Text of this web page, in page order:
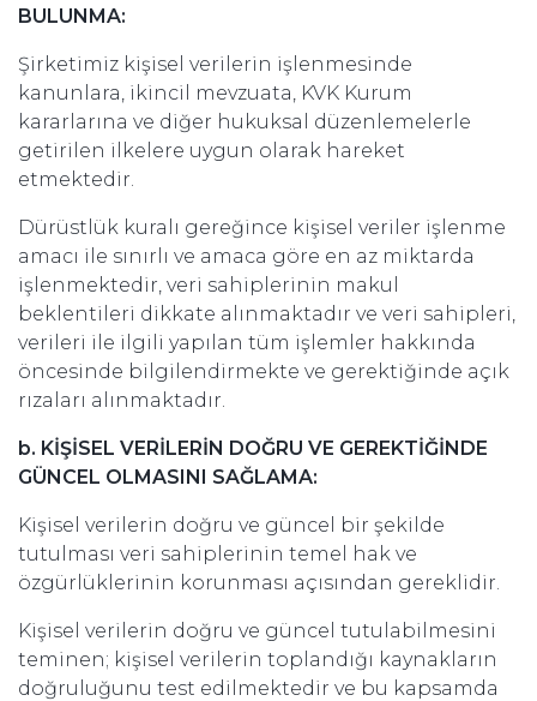
BULUNMA:
Şirketimiz kişisel verilerin işlenmesinde
kanunlara, ikincil mevzuata, KVK Kurum
kararlarına ve diğer hukuksal düzenlemelerle
getirilen ilkelere uygun olarak hareket
etmektedir.
Dürüstlük kuralı gereğince kişisel veriler işlenme
amacı ile sınırlı ve amaca göre en az miktarda
işlenmektedir, veri sahiplerinin makul
beklentileri dikkate alınmaktadır ve veri sahipleri,
verileri ile ilgili yapılan tüm işlemler hakkında
öncesinde bilgilendirmekte ve gerektiğinde açık
rızaları alınmaktadır.
b. KİŞİSEL VERİLERİN DOĞRU VE GEREKTİĞİNDE
GÜNCEL OLMASINI SAĞLAMA:
Kişisel verilerin doğru ve güncel bir şekilde
tutulması veri sahiplerinin temel hak ve
özgürlüklerinin korunması açısından gereklidir.
Kişisel verilerin doğru ve güncel tutulabilmesini
teminen; kişisel verilerin toplandığı kaynakların
doğruluğunu test edilmektedir ve bu kapsamda